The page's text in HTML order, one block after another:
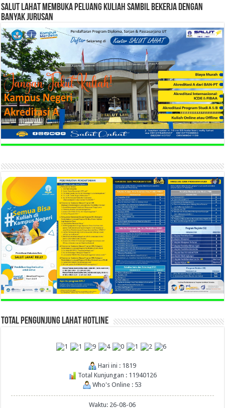
SALUT LAHAT MEMBUKA PELUANG KULIAH SAMBIL BEKERJA DENGAN
BANYAK JURUSAN
TOTAL PENGUNJUNG LAHAT HOTLINE
Hari ini : 1819
Total Kunjungan : 11940126
Who's Online : 53
Waktu: 26-08-06